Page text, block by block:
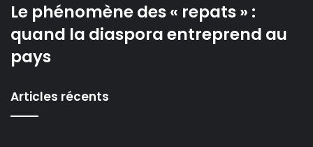
Le phénomène des « repats » :
quand la diaspora entreprend au
pays
Articles récents